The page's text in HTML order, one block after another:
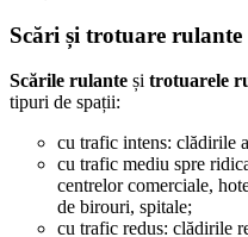
Scări și trotuare rulante
Scările rulante și trotuarele
tipuri de spații:
cu trafic intens: clădirile
cu trafic mediu spre
centrelor comerciale,
de birouri, spitale;
cu trafic redus: clădirile